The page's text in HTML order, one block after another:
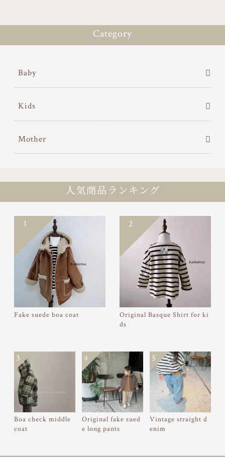
Category
Baby
Kids
Mother
人気商品ランキング
Fake suede boa coat
1
Original Basque Shirt for ki
ds
2
Boa check middle
coat
3
Original fake sued
e long pants
4
Vintage straight d
enim
5